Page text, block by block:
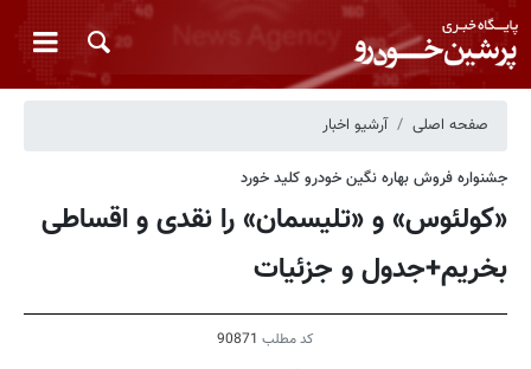
صفحه اصلی آرشیو اخبار
جشنواره فروش بهاره نگین خودرو کلید خورد
«کولئوس» و «تلیسمان» را نقدی و اقساطی
بخریم+جدول و جزئیات
کد مطلب 90871